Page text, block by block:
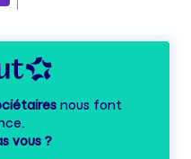
nous font
vous ?